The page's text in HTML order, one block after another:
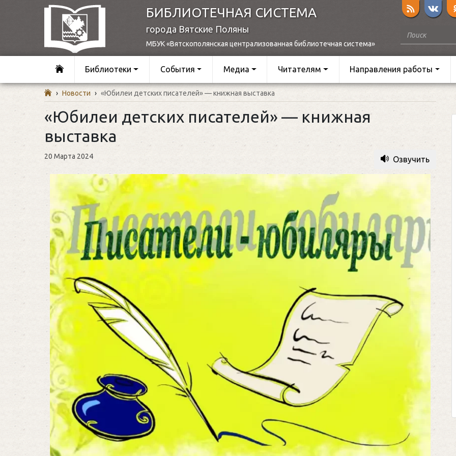
БИБЛИОТЕЧНАЯ СИСТЕМА
города Вятские Поляны
МБУК «Вятскополянская централизованная библиотечная система»
Библиотеки События Медиа Читателям Направления работы
› Новости › «Юбилеи детских писателей» — книжная выставка
«Юбилеи детских писателей» — книжная
выставка
20 Марта 2024 Озвучить